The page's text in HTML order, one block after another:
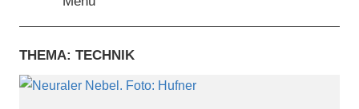
THEMA: TECHNIK